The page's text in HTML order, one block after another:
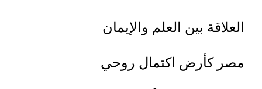
العلاقة بين العلم والإيمان
مصر كأرض اكتمال روحي